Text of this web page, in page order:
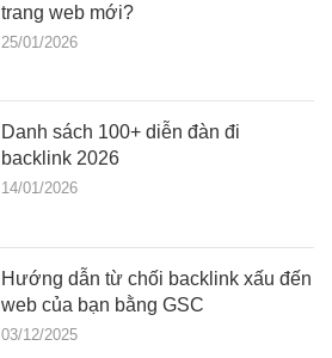
trang web mới?
25/01/2026
Danh sách 100+ diễn đàn đi
backlink 2026
14/01/2026
Hướng dẫn từ chối backlink xấu đến
web của bạn bằng GSC
03/12/2025